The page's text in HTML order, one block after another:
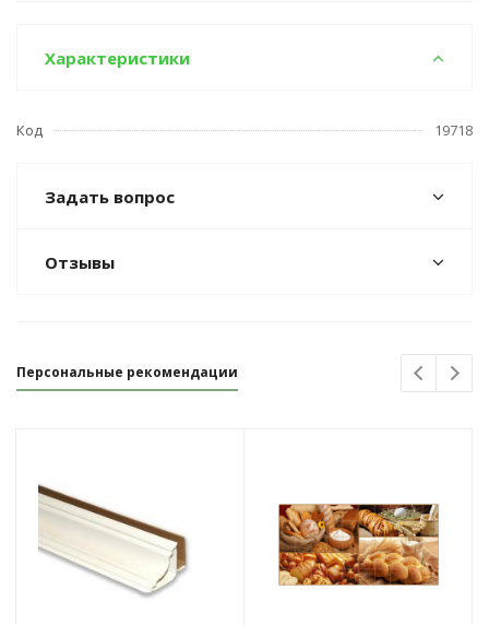
Характеристики
Код 19718
Задать вопрос
Отзывы
Персональные рекомендации